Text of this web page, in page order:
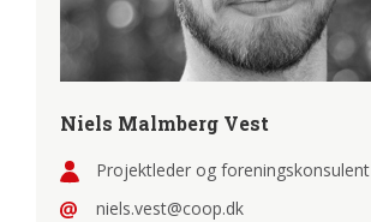
Niels Malmberg Vest
Projektleder og foreningskonsulent
niels.vest@coop.dk